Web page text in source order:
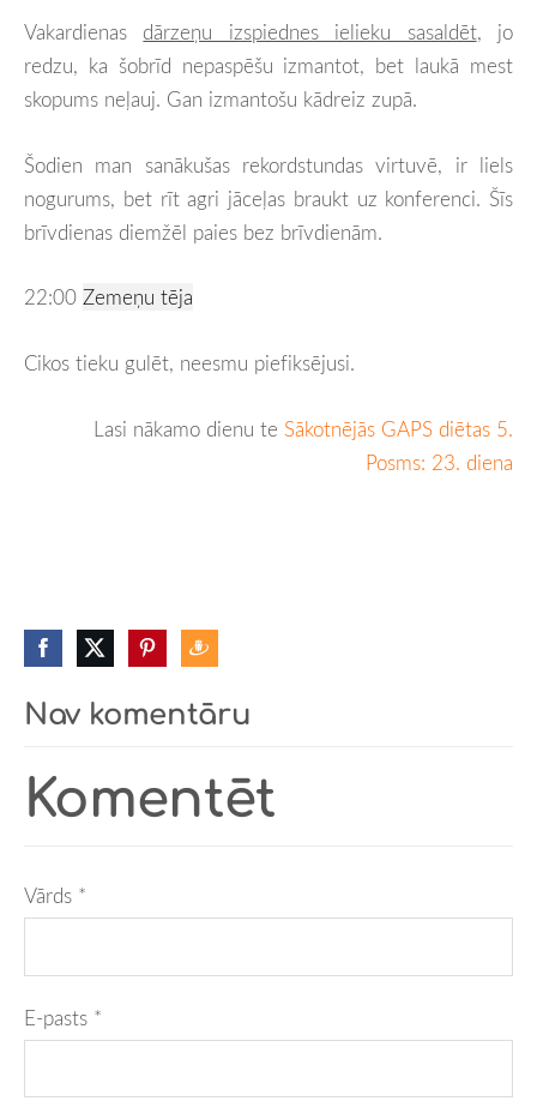
Vakardienas dārzeņu izspiednes ielieku sasaldēt, jo
redzu, ka šobrīd nepaspēšu izmantot, bet laukā mest
skopums neļauj. Gan izmantošu kādreiz zupā.
Šodien man sanākušas rekordstundas virtuvē, ir liels
nogurums, bet rīt agri jāceļas braukt uz konferenci. Šīs
brīvdienas diemžēl paies bez brīvdienām.
22:00 Zemeņu tēja
Cikos tieku gulēt, neesmu piefiksējusi.
Lasi nākamo dienu te Sākotnējās GAPS diētas 5.
Posms: 23. diena
Nav komentāru
Komentēt
Vārds *
E-pasts *